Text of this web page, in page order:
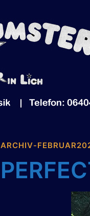
ARCHIV-